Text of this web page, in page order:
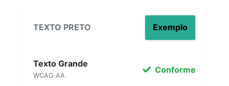
TEXTO PRETO Exemplo
Texto Grande
WCAG AA
Conforme